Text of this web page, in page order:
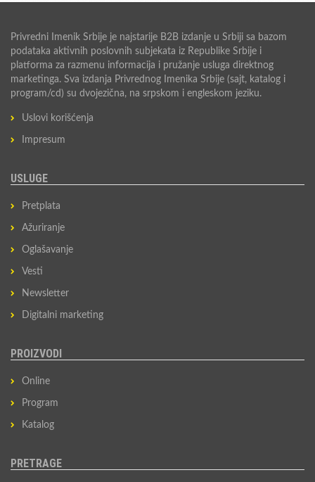
Privredni Imenik Srbije je najstarije B2B izdanje u Srbiji sa bazom
podataka aktivnih poslovnih subjekata iz Republike Srbije i
platforma za razmenu informacija i pružanje usluga direktnog
marketinga. Sva izdanja Privrednog Imenika Srbije (sajt, katalog i
program/cd) su dvojezična, na srpskom i engleskom jeziku.
Uslovi korišćenja
Impresum
USLUGE
Pretplata
Ažuriranje
Oglašavanje
Vesti
Newsletter
Digitalni marketing
PROIZVODI
Online
Program
Katalog
PRETRAGE